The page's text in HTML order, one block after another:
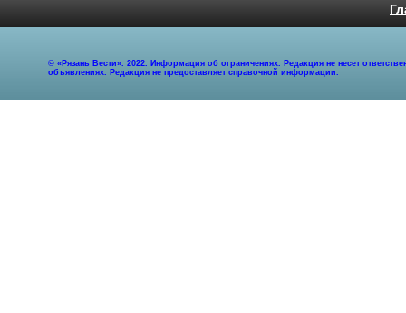
© «Рязань Вести». 2022. Информация об ограничениях. Редакция не несет
объявлениях. Редакция не предоставляет справочной информации.